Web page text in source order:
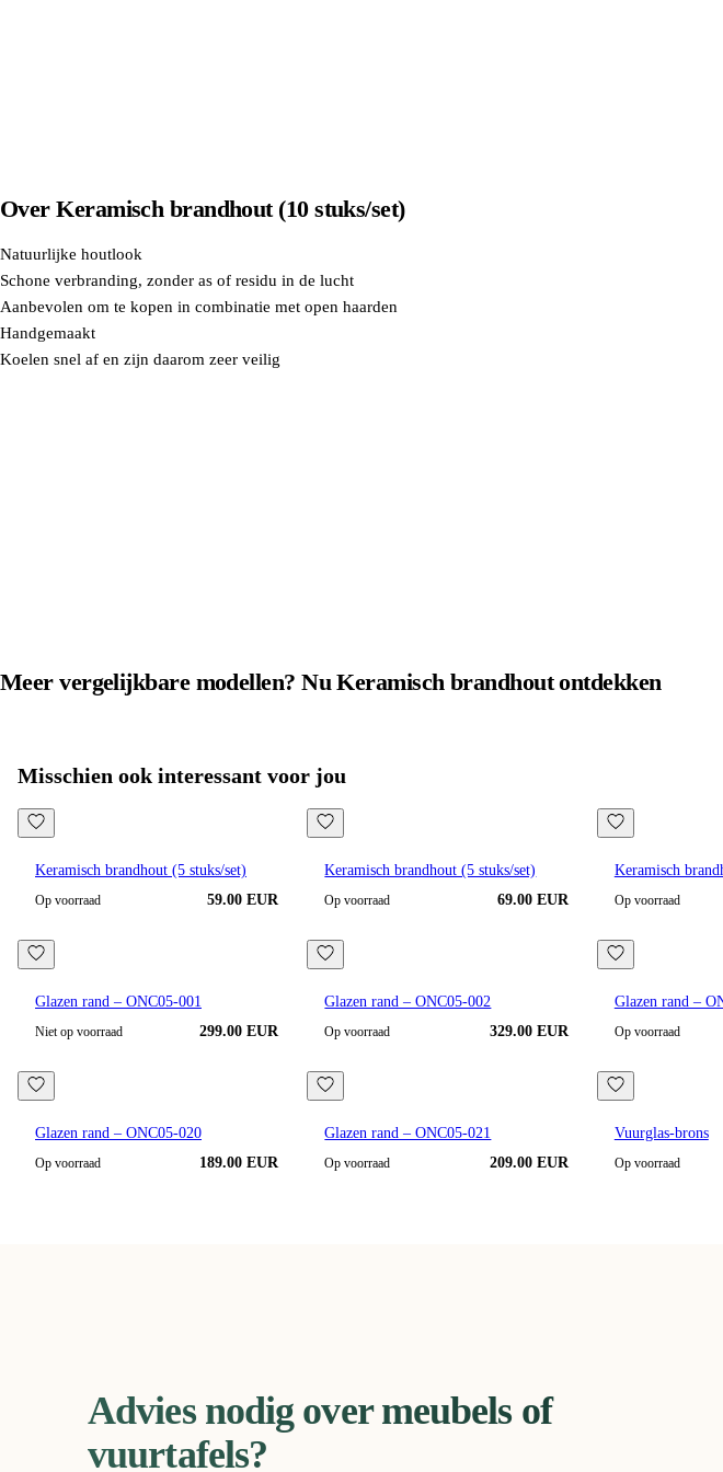
OverKeramisch brandhout (10 stuks/set)
Natuurlijke houtlook
Schone verbranding, zonder as of residu in de lucht
Aanbevolen om te kopen in combinatie met open haarden
Handgemaakt
Koelen snel af en zijn daarom zeer veilig
Meer vergelijkbare modellen? NuKeramisch brandhoutontdekken
Misschien ook interessant voor jou
Keramisch brandhout (5 stuks/set)
Op voorraad 59.00 EUR
Keramisch brandhout (5 stuks/set)
Op voorraad 69.00 EUR
Keramisch
Op voorraad
Glazen rand – ONC05-001
Niet op voorraad 299.00 EUR
Glazen rand – ONC05-002
Op voorraad 329.00 EUR
Glazen rand –
Op voorraad
Glazen rand – ONC05-020
Op voorraad 189.00 EUR
Glazen rand – ONC05-021
Op voorraad 209.00 EUR
Vuurglas-brons
Op voorraad
Advies nodig over meubels of
vuurtafels?